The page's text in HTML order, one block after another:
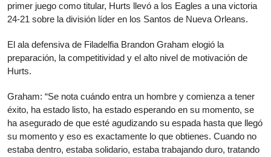
primer juego como titular, Hurts llevó a los Eagles a una victoria
24-21 sobre la división líder en los Santos de Nueva Orleans.
El ala defensiva de Filadelfia Brandon Graham elogió la
preparación, la competitividad y el alto nivel de motivación de
Hurts.
Graham: “Se nota cuándo entra un hombre y comienza a tener
éxito, ha estado listo, ha estado esperando en su momento, se
ha asegurado de que esté agudizando su espada hasta que llegó
su momento y eso es exactamente lo que obtienes. Cuando no
estaba dentro, estaba solidario, estaba trabajando duro, tratando